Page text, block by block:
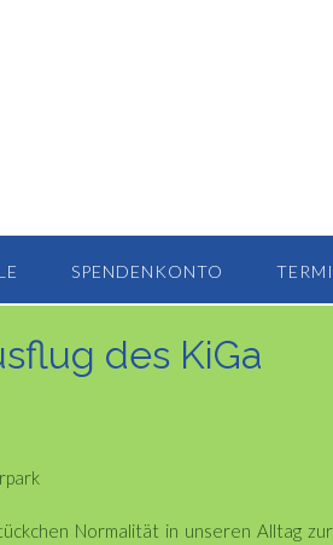
SPENDENKONTO
des KiGa
Normalität in unseren Alltag